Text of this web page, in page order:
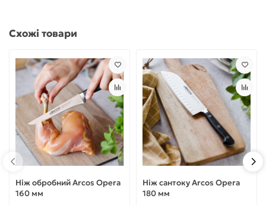
Схожі товари
Ніж обробний Arcos Opera
160 мм
Ніж сантоку Arcos Opera
180 мм